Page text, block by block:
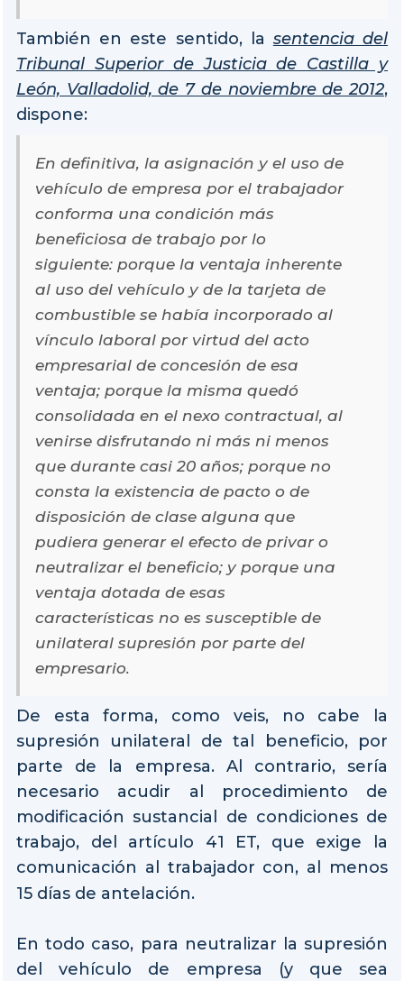
También en este sentido, la sentencia del
Tribunal Superior de Justicia de Castilla y
León, Valladolid, de 7 de noviembre de 2012,
dispone:
En definitiva, la asignación y el uso de
vehículo de empresa por el trabajador
conforma una condición más
beneficiosa de trabajo por lo
siguiente: porque la ventaja inherente
al uso del vehículo y de la tarjeta de
combustible se había incorporado al
vínculo laboral por virtud del acto
empresarial de concesión de esa
ventaja; porque la misma quedó
consolidada en el nexo contractual, al
venirse disfrutando ni más ni menos
que durante casi 20 años; porque no
consta la existencia de pacto o de
disposición de clase alguna que
pudiera generar el efecto de privar o
neutralizar el beneficio; y porque una
ventaja dotada de esas
características no es susceptible de
unilateral supresión por parte del
empresario.
De esta forma, como veis, no cabe la
supresión unilateral de tal beneficio, por
parte de la empresa. Al contrario, sería
necesario acudir al procedimiento de
modificación sustancial de condiciones de
trabajo, del artículo 41 ET, que exige la
comunicación al trabajador con, al menos
15 días de antelación.
En todo caso, para neutralizar la supresión
del vehículo de empresa (y que sea